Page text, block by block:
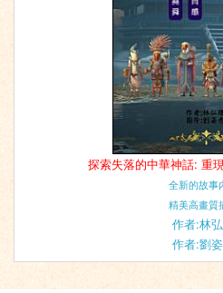
探索失落的中華神話: 重
全新的故事
精美高畫質
作者:林
作者:劉